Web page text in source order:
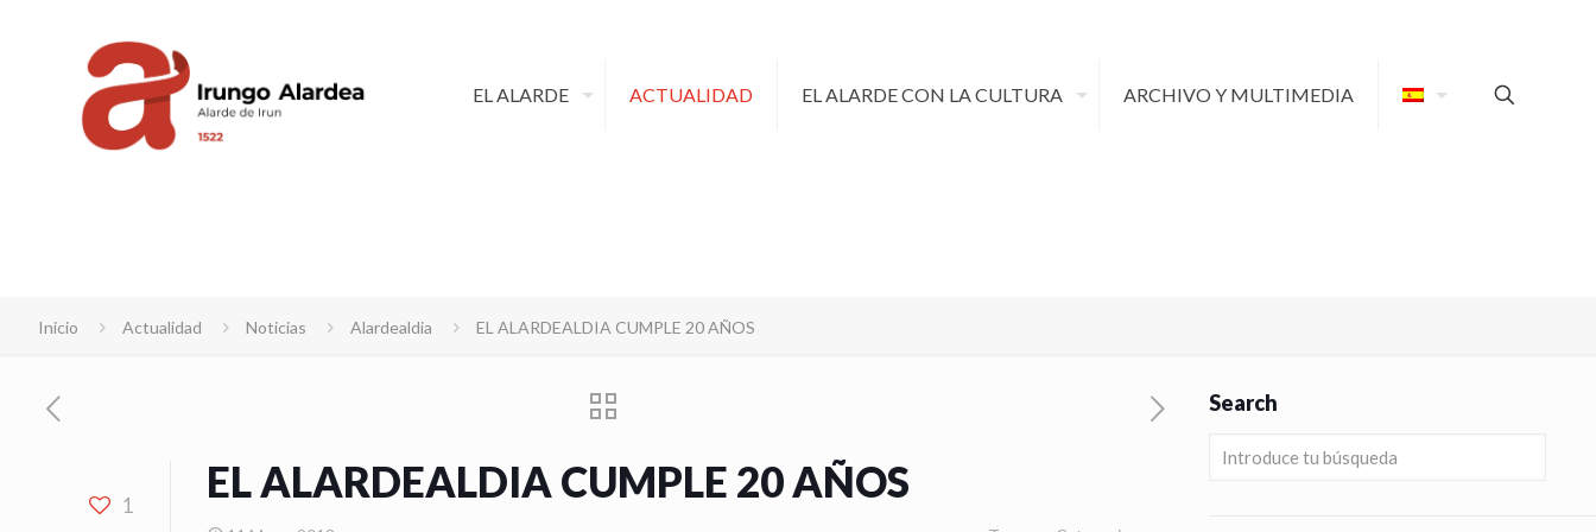
EL ALARDE ACTUALIDAD EL ALARDE CON LA CULTURA ARCHIVO Y MULTIMEDIA
Inicio Actualidad Noticias Alardealdia EL ALARDEALDIA CUMPLE 20 AÑOS
1 EL ALARDEALDIA CUMPLE 20 AÑOS
Search